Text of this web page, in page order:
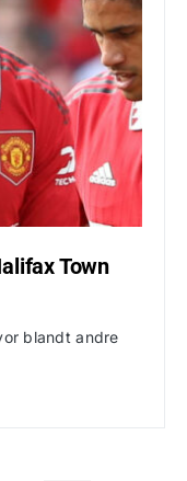
Town
blandt andre